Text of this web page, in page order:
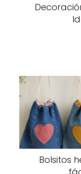
Bolsitos